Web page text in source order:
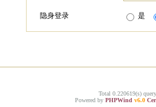
隐身登录 是
Total 0.220619(s)
Powered by PHPWind v6.0